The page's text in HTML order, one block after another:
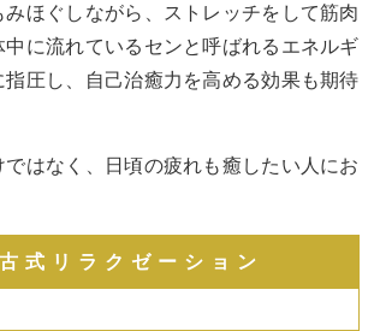
みほぐしながら、ストレッチをして筋肉
中に流れているセンと呼ばれるエネルギ
指圧し、自己治癒力を高める効果も期待
ではなく、日頃の疲れも癒したい人にお
式リラクゼーション